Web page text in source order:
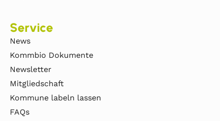
Service
News
Kommbio Dokumente
Newsletter
Mitgliedschaft
Kommune labeln lassen
FAQs